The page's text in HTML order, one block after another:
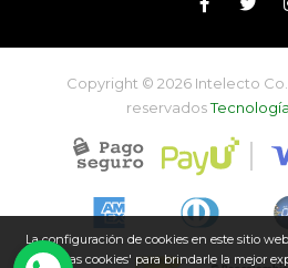
Copyright © 2026 Intelecto
reservados
La configuración de cookies en este sitio
todas las cookies' para brindarle la mejor